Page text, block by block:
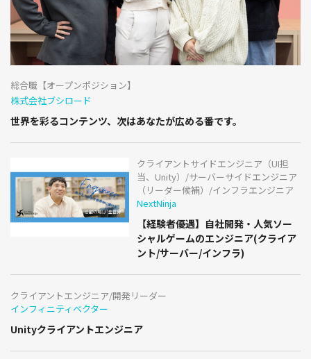
総合職【オープンポジション】
株式会社ブシロード
世界を彩るコンテンツ、次はあなたが広める番です。
クライアントサイドエンジニア（UI担
当、Unity）/サーバーサイドエンジニア
（リーダー候補）/インフラエンジニア
NextNinja
【経験者優遇】自社開発・人気ソー
シャルゲームのエンジニア(クライア
ント/サーバー/インフラ)
クライアントエンジニア/開発リーダー
インフィニティベクター
Unityクライアントエンジニア